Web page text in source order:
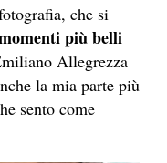
che si
più belli
Allegrezza
la mia parte più
sento come